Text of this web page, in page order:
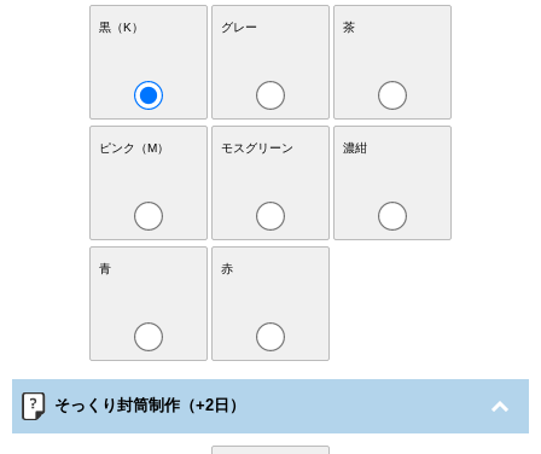
黒（K） グレー 茶
ピンク（M） モスグリーン 濃紺
青 赤
そっくり封筒制作（+2日）